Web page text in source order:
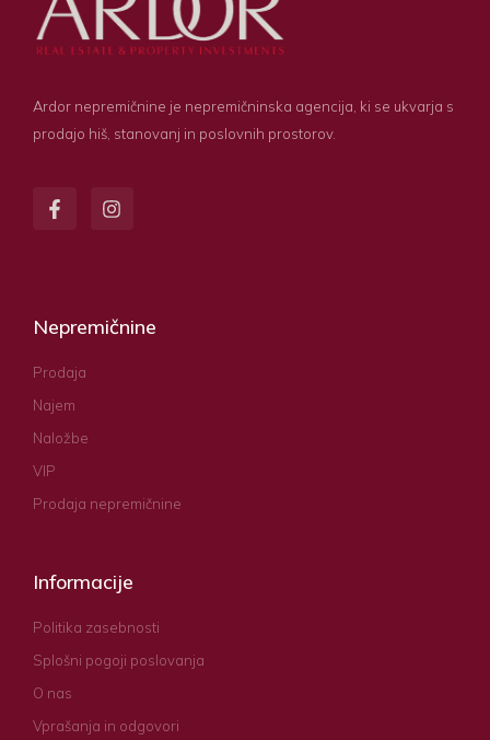
Ardor nepremičnine je nepremičninska agencija, ki se ukvarja s
prodajo hiš, stanovanj in poslovnih prostorov.
Nepremičnine
Prodaja
Najem
Naložbe
VIP
Prodaja nepremičnine
Informacije
Politika zasebnosti
Splošni pogoji poslovanja
O nas
Vprašanja in odgovori